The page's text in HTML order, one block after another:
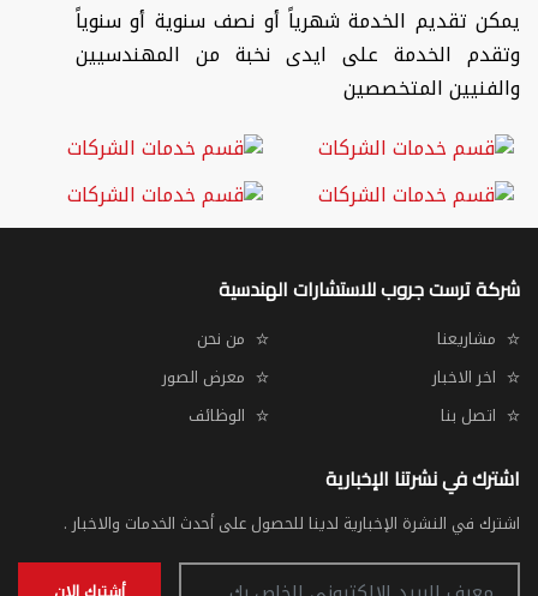
يمكن تقديم الخدمة شهرياً أو نصف سنوية أو سنوياً
وتقدم الخدمة على ايدى نخبة من المهندسيين
والفنيين المتخصصين
شركة ترست جروب للاستشارات الهندسية
من نحن
مشاريعنا
معرض الصور
اخر الاخبار
الوظائف
اتصل بنا
اشترك في نشرتنا الإخبارية
اشترك في النشرة الإخبارية لدينا للحصول على أحدث الخدمات والاخبار .